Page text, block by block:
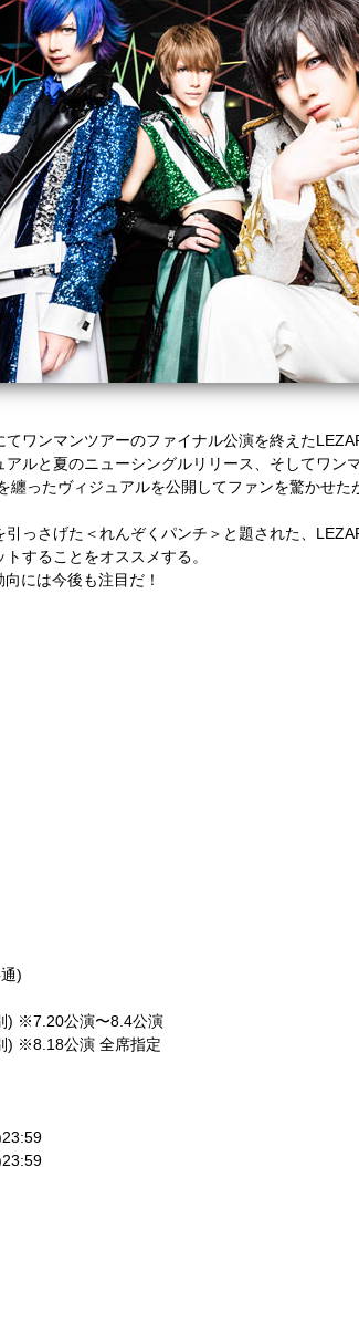
ワンマンツアーのファイナル公演を終えた
ルと夏のニューシングルリリース、そしてワン
纏ったヴィジュアルを公開してファンを驚かせ
っさげた＜れんぞくパンチ＞と題された、
することをオススメする。
には今後も注目だ！
)
) ※7.20公演〜8.4公演
) ※8.18公演 全席指定